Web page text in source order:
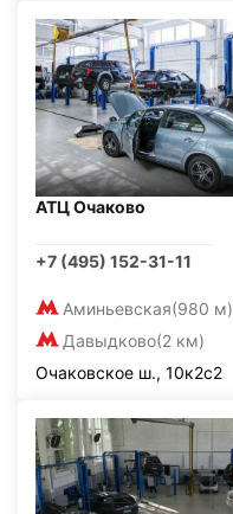
АТЦ Очаково
+7 (495) 152-31-11
Аминьевская(980 м)
Давыдково(2 км)
Очаковское ш., 10к2с2